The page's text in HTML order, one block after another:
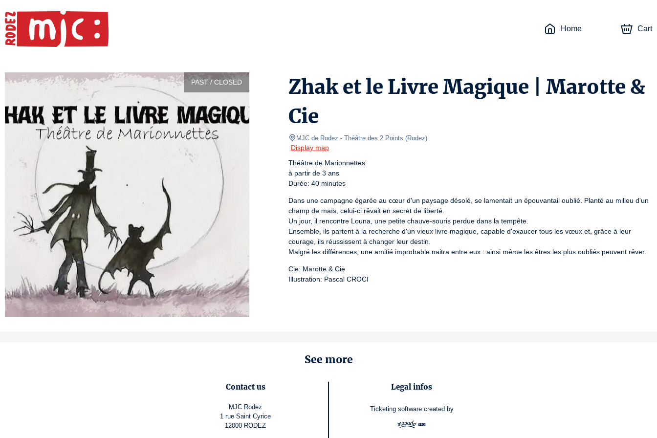
Home Cart
PAST / CLOSED
Zhak et le Livre Magique | Marotte &
Cie
MJC de Rodez - Théâtre des 2 Points (Rodez)
Display map
Théâtre de Marionnettes
à partir de 3 ans
Durée: 40 minutes
Dans une campagne égarée au cœur d'un paysage désolé, se lamentait un épouvantail oublié. Planté au milieu d'un
champ de maïs, celui-ci rêvait en secret de liberté.
Un jour, il rencontre Louna, une petite chauve-souris perdue dans la tempête.
Ensemble, ils partent à la recherche d'un vieux livre magique, capable d'exaucer tous les vœux et, grâce à leur
courage, ils réussissent à changer leur destin.
Malgré les différences, une amitié improbable naitra entre eux : ainsi même les êtres les plus oubliés peuvent rêver.
Cie: Marotte & Cie
Illustration: Pascal CROCI
See more
Contact us
MJC Rodez
1 rue Saint Cyrice
12000 RODEZ
Legal infos
Ticketing software created by